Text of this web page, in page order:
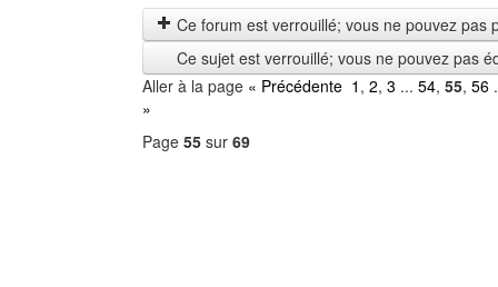
messages
depuis
Ce forum est verrouillé; vous ne pouvez pas
Ce sujet est verrouillé; vous ne pouvez pas
Aller à la page « Précédente 1 , 2, 3 ... 54, 55, 56
»
Page 55 sur 69